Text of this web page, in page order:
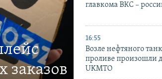
заказов
главкома ВКС –
16:55
Возле нефтяного
проливе произошли
UKMTO